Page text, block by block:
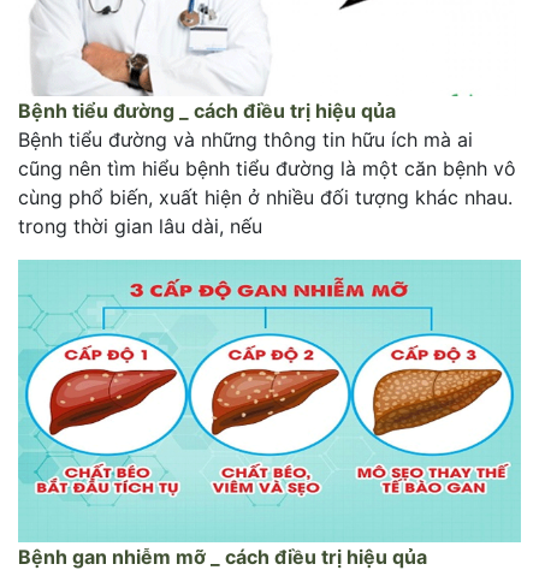
Bệnh tiểu đường _ cách điều trị hiệu qủa
Bệnh tiểu đường và những thông tin hữu ích mà ai
cũng nên tìm hiểu bệnh tiểu đường là một căn bệnh vô
cùng phổ biến, xuất hiện ở nhiều đối tượng khác nhau.
trong thời gian lâu dài, nếu
Bệnh gan nhiễm mỡ _ cách điều trị hiệu qủa